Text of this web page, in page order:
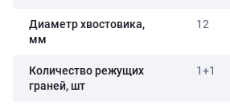
Диаметр хвостовика,
мм
12
Количество режущих
граней, шт
1+1